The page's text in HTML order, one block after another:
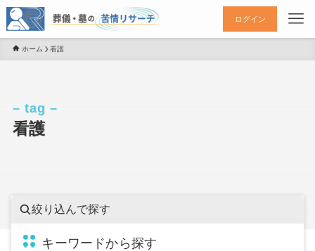
ログイン
ホーム 看護
看護
– tag –
絞り込んで探す
キーワードから探す